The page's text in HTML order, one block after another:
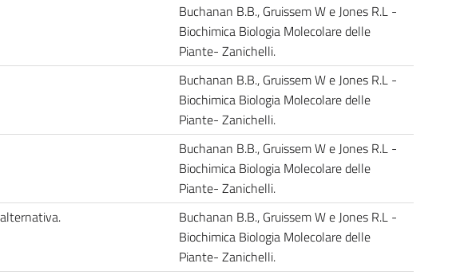
Buchanan B.B., Gruissem W e Jones R.L -
Biochimica Biologia Molecolare delle
Piante- Zanichelli.
Buchanan B.B., Gruissem W e Jones R.L -
Biochimica Biologia Molecolare delle
Piante- Zanichelli.
Buchanan B.B., Gruissem W e Jones R.L -
Biochimica Biologia Molecolare delle
Piante- Zanichelli.
Buchanan B.B., Gruissem W e Jones R.L -
Biochimica Biologia Molecolare delle
Piante- Zanichelli.